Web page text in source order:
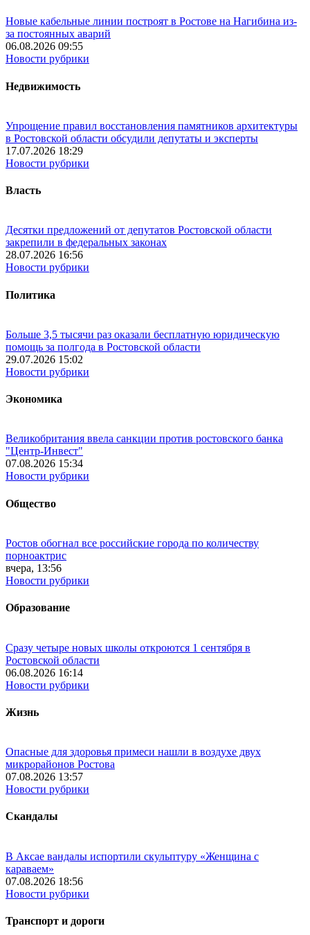
Новые кабельные линии построят в Ростове на Нагибина из-
за постоянных аварий
06.08.2026 09:55
Новости рубрики
Недвижимость
Упрощение правил восстановления памятников архитектуры
в Ростовской области обсудили депутаты и эксперты
17.07.2026 18:29
Новости рубрики
Власть
Десятки предложений от депутатов Ростовской области
закрепили в федеральных законах
28.07.2026 16:56
Новости рубрики
Политика
Больше 3,5 тысячи раз оказали бесплатную юридическую
помощь за полгода в Ростовской области
29.07.2026 15:02
Новости рубрики
Экономика
Великобритания ввела санкции против ростовского банка
"Центр-Инвест"
07.08.2026 15:34
Новости рубрики
Общество
Ростов обогнал все российские города по количеству
порноактрис
вчера, 13:56
Новости рубрики
Образование
Сразу четыре новых школы откроются 1 сентября в
Ростовской области
06.08.2026 16:14
Новости рубрики
Жизнь
Опасные для здоровья примеси нашли в воздухе двух
микрорайонов Ростова
07.08.2026 13:57
Новости рубрики
Скандалы
В Аксае вандалы испортили скульптуру «Женщина с
караваем»
07.08.2026 18:56
Новости рубрики
Транспорт и дороги